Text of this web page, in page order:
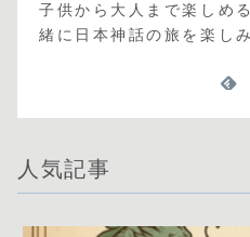
子供から大人まで楽しめ
緒に日本神話の旅を楽し
人気記事